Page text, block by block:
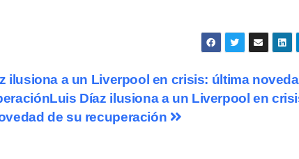
ilusiona a un Liverpool en crisis: última
Díaz ilusiona a un Liverpool en
de su recuperación